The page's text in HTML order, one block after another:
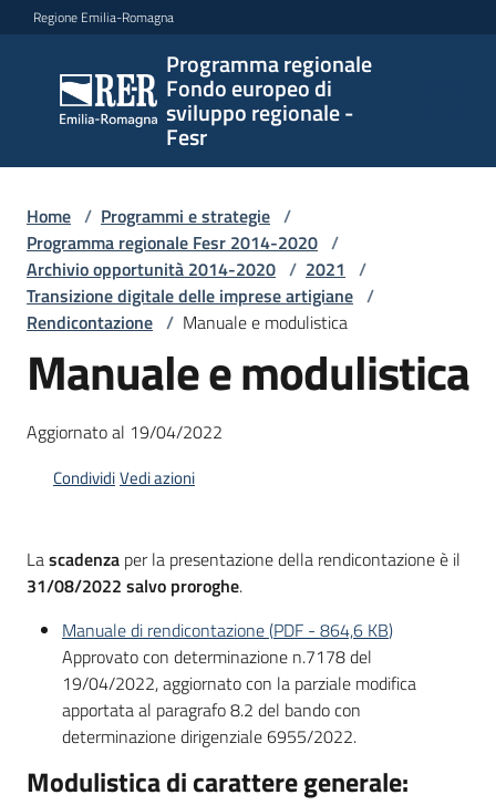
Vai al contenuto
Vai alla navigazione
Vai al footer
Regione Emilia-Romagna
Programma regionale
Fondo europeo di
sviluppo regionale -
Fesr
Programma
regionale
Fondo
europeo di
regionale -
Fesr
Programmi
strategie
Opportunità
Progetti
attività
Servizi
Home / Programmi e strategie /
Programma regionale Fesr 2014-2020 /
Archivio opportunità 2014-2020 / 2021 /
Transizione digitale delle imprese artigiane /
Rendicontazione / Manuale e modulistica
Manuale e modulistica
Aggiornato al 19/04/2022
CondividiVedi azioni
Lascadenza per la presentazione della rendicontazione è il
31/08/2022 salvo proroghe.
Manuale di rendicontazione(PDF - 864,6 KB)
Approvato con determinazione n.7178 del
19/04/2022, aggiornato con la parziale modifica
apportata al paragrafo 8.2 del bando con
determinazione dirigenziale 6955/2022.
Modulistica di carattere generale: